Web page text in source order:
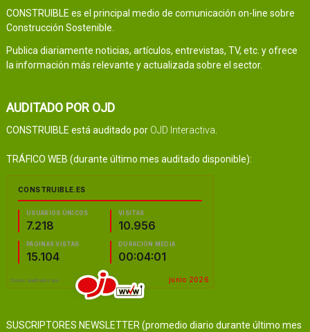
CONSTRUIBLE es el principal medio de comunicación on-line sobre
Construcción Sostenible.
Publica diariamente noticias, artículos, entrevistas, TV, etc. y ofrece
la información más relevante y actualizada sobre el sector.
AUDITADO POR OJD
CONSTRUIBLE está auditado por OJD Interactiva
TRÁFICO WEB (durante último mes auditado disponible):
SUSCRIPTORES NEWSLETTER (promedio diario durante último mes